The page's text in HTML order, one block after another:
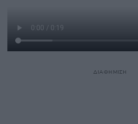
ΔΙΑΦΗΜΙΣΗ